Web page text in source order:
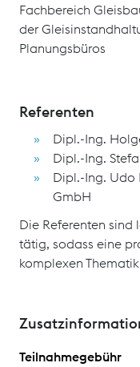
Fachbereich
der
Planungsbüros
Referenten
Dipl.-Ing.
Dipl.-Ing.
Dipl.-Ing. Udo
GmbH
Die Referenten
tätig, sodass eine
komplexen
Teilnahmegebühr